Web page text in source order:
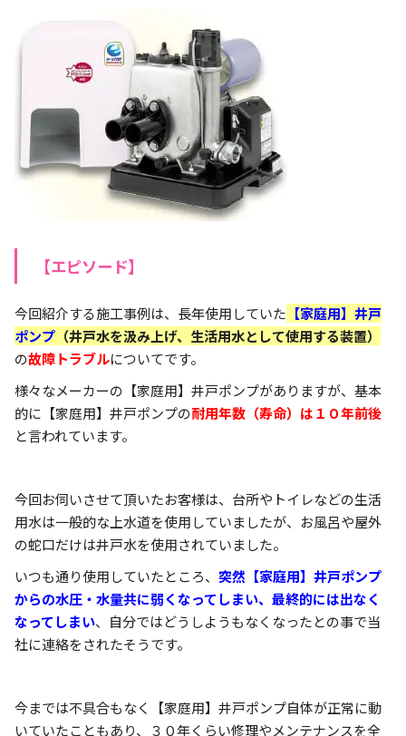
【エピソード】
今回紹介する施工事例は、長年使用していた 【家庭用】 井戸
ポンプ （井戸水を汲み上げ、生活用水として使用する装置）
の故障トラブルについてです。
様々なメーカーの【家庭用】井戸ポンプがありますが、基本
的に【家庭用】井戸ポンプの耐用年数（寿命）は１０年前後
と言われています。
今回お伺いさせて頂いたお客様は、台所やトイレなどの生活
用水は一般的な上水道を使用していましたが、お風呂や屋外
の蛇口だけは井戸水を使用されていました。
いつも通り使用していたところ、 突然【家庭用】井戸ポンプ
からの水圧・水量共に弱くなってしまい、最終的には出なく
なってしまい、自分ではどうしようもなくなったとの事で当
社に連絡をされたそうです。
今までは不具合もなく【家庭用】井戸ポンプ自体が正常に動
いていたこともあり、３０年くらい修理やメンテナンスを全